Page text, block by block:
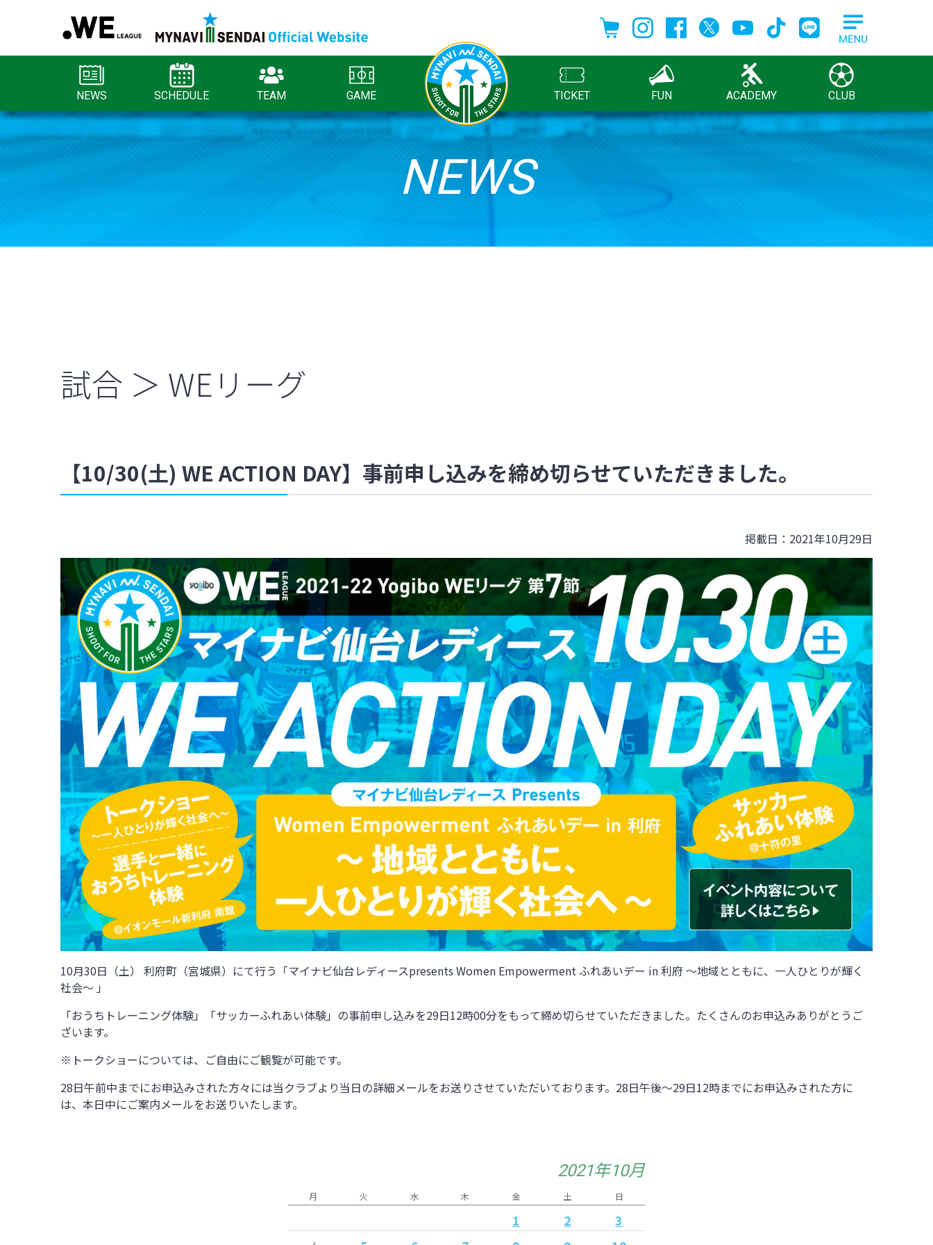
NEWS SCHEDULE TEAM GAME TICKET FUN ACADEMY CLUB
NEWS
試合 ＞ WEリーグ
【10/30(土) WE ACTION DAY】事前申し込みを締め切らせていただきました。
掲載日：2021年10月29日
10月30日（土） 利府町（宮城県）にて行う「マイナビ仙台レディースpresents Women Empowerment ふれあいデー in 利府 ～地域とともに、一人ひとりが輝く
社会～ 」
「おうちトレーニング体験」「サッカーふれあい体験」の事前申し込みを29日12時00分をもって締め切らせていただきました。たくさんのお申込みありがとうご
ざいます。
※トークショーについては、ご自由にご観覧が可能です。
28日午前中までにお申込みされた方々には当クラブより当日の詳細メールをお送りさせていただいております。28日午後～29日12時までにお申込みされた方に
は、本日中にご案内メールをお送りいたします。
2021年10月
月 火 水 木 金 土 日
1 2 3